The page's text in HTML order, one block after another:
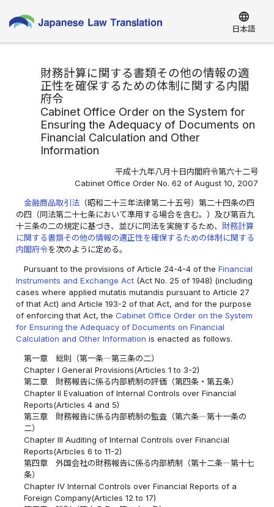
language
日本語
財務計算に関する書類その他の情報の適
正性を確保するための体制に関する内閣
府令
Cabinet Office Order on the System for
Ensuring the Adequacy of Documents on
Financial Calculation and Other
Information
平成十九年八月十日内閣府令第六十二号
Cabinet Office Order No. 62 of August 10, 2007
金融商品取引法 （昭和二十三年法律第二十五号）第二十四条の四
の四（同法第二十七条において準用する場合を含む。）及び第百九
十三条の二の規定に基づき、並びに同法を実施するため、 財務計算
に関する書類その他の情報の適正性を確保するための体制に関する
内閣府令を次のように定める。
Pursuant to the provisions of Article 24-4-4 of theFinancial
Instruments and Exchange Act (Act No. 25 of 1948) (including
cases where applied mutatis mutandis pursuant to Article 27
of that Act) and Article 193-2 of that Act, and for the purpose
of enforcing that Act, theCabinet Office Order on the System
for Ensuring the Adequacy of Documents on Financial
Calculation and Other Information is enacted as follows.
第一章 総則（第一条―第三条の二）
Chapter I General Provisions(Articles 1 to 3-2)
第二章 財務報告に係る内部統制の評価（第四条・第五条）
Chapter II Evaluation of Internal Controls over Financial
Reports(Articles 4 and 5)
第三章 財務報告に係る内部統制の監査（第六条―第十一条の
二）
Chapter III Auditing of Internal Controls over Financial
Reports(Articles 6 to 11-2)
第四章 外国会社の財務報告に係る内部統制（第十二条―第十七
条）
Chapter IV Internal Controls over Financial Reports of a
Foreign Company(Articles 12 to 17)